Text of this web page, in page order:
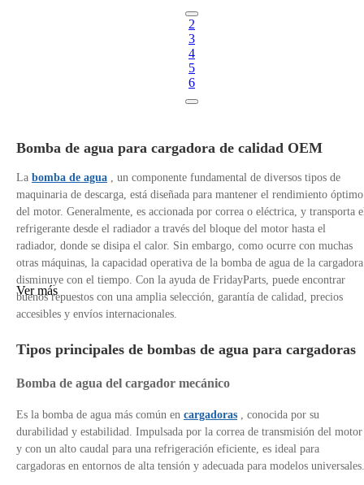
2
3
4
5
6
Bomba de agua para cargadora de calidad OEM
La bomba de agua , un componente fundamental de diversos tipos de
maquinaria de descarga, está diseñada para mantener el rendimiento óptimo
del motor. Generalmente, es accionada por correa o eléctrica, y transporta
refrigerante desde el radiador a través del bloque del motor hasta el
radiador, donde se disipa el calor. Sin embargo, como ocurre con muchas
otras máquinas, la capacidad operativa de la bomba de agua de la cargadora
disminuye con el tiempo. Con la ayuda de FridayParts, puede encontrar
buenos repuestos con una amplia selección, garantía de calidad, precios
accesibles y envíos internacionales.
Tipos principales de bombas de agua para cargadoras
Bomba de agua del cargador mecánico
Es la bomba de agua más común en cargadoras , conocida por su
durabilidad y estabilidad. Impulsada por la correa de transmisión del motor
y con un alto caudal para una refrigeración eficiente, es ideal para
cargadoras en entornos de alta tensión y adecuada para modelos universales.
Ver más